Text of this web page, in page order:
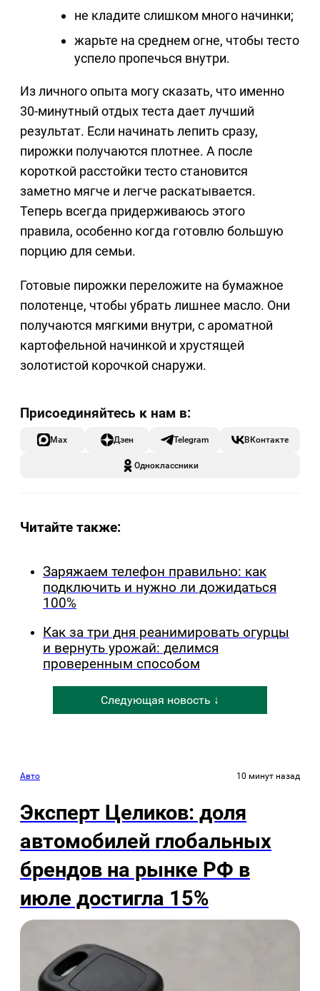
не кладите слишком много начинки;
жарьте на среднем огне, чтобы тесто
успело пропечься внутри.
Из личного опыта могу сказать, что именно
30-минутный отдых теста дает лучший
результат. Если начинать лепить сразу,
пирожки получаются плотнее. А после
короткой расстойки тесто становится
заметно мягче и легче раскатывается.
Теперь всегда придерживаюсь этого
правила, особенно когда готовлю большую
порцию для семьи.
Готовые пирожки переложите на бумажное
полотенце, чтобы убрать лишнее масло. Они
получаются мягкими внутри, с ароматной
картофельной начинкой и хрустящей
золотистой корочкой снаружи.
Max Дзен Telegram ВКонтакте
Одноклассники
Читайте также:
Заряжаем телефон правильно: как
подключить и нужно ли дожидаться
100%
Как за три дня реанимировать огурцы
и вернуть урожай: делимся
проверенным способом
Следующая новость ↓
Авто 10 минут назад
Эксперт Целиков: доля
автомобилей глобальных
брендов на рынке РФ в
июле достигла 15%